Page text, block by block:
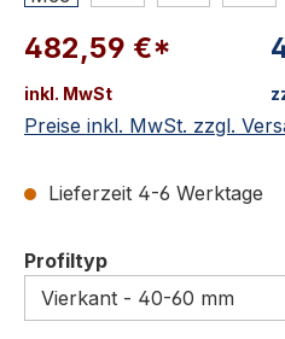
482,59 €*
inkl. MwSt
Preise inkl. MwSt. zzgl.
Lieferzeit 4-6 Werktage
Profiltypauswählen